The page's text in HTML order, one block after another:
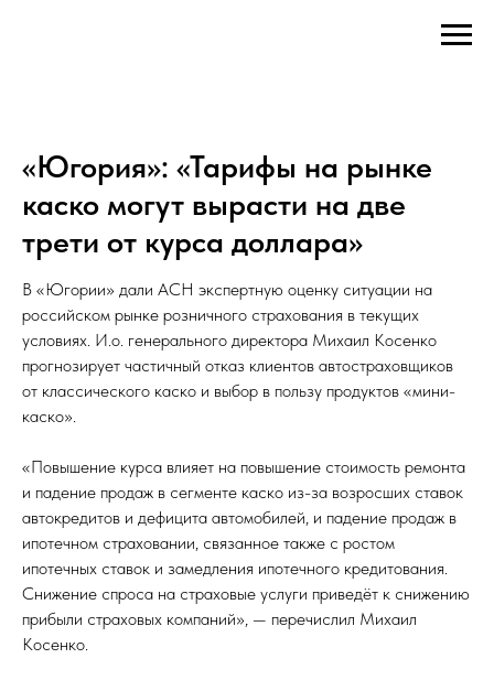
«Югория»: «Тарифы на рынке
каско могут вырасти на две
трети от курса доллара»
В «Югории» дали АСН экспертную оценку ситуации на
российском рынке розничного страхования в текущих
условиях. И.о. генерального директора Михаил Косенко
прогнозирует частичный отказ клиентов автостраховщиков
от классического каско и выбор в пользу продуктов «мини-
каско».
«Повышение курса влияет на повышение стоимость ремонта
и падение продаж в сегменте каско из-за возросших ставок
автокредитов и дефицита автомобилей, и падение продаж в
ипотечном страховании, связанное также с ростом
ипотечных ставок и замедления ипотечного кредитования.
Снижение спроса на страховые услуги приведёт к снижению
прибыли страховых компаний», — перечислил Михаил
Косенко.